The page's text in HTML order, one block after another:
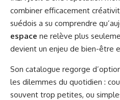
combiner efficacement
suédois a su comprendre
espace ne relève plus
devient un enjeu de bien-être
Son catalogue regorge
les dilemmes du quotidien :
souvent trop petites, ou